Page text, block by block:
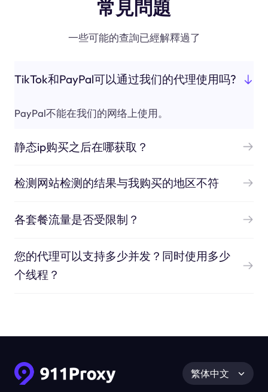
常見問題
一些可能的查詢已經解釋過了
TikTok和PayPal可以通过我们的代理使用吗?
PayPal不能在我们的网络上使用。
静态ip购买之后在哪获取？
检测网站检测的结果与我购买的地区不符
各套餐流量是否受限制？
您的代理可以支持多少并发？同时使用多少
个线程？
繁体中文